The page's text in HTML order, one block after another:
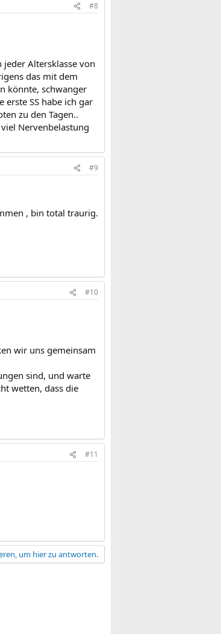
#8
jeder Altersklasse von
das mit dem
könnte, schwanger
SS habe ich gar
zu den Tagen..
Nervenbelastung
#9
, bin total traurig.
#10
wir uns gemeinsam
sind, und warte
wetten, dass die
#11
um hier zu antworten.